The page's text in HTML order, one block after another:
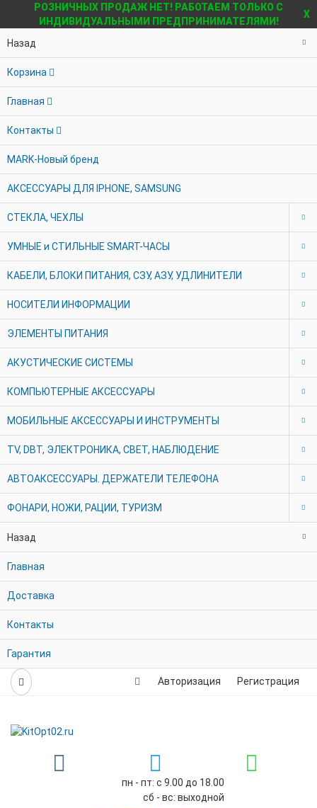
РОЗНИЧНЫХ ПРОДАЖ НЕТ! РАБОТАЕМ ТОЛЬКО С
ИНДИВИДУАЛЬНЫМИ ПРЕДПРИНИМАТЕЛЯМИ!
X
Назад
Корзина
Главная
Контакты
MARK-Новый бренд
АКСЕССУАРЫ ДЛЯ IPHONE, SAMSUNG
СТЕКЛА, ЧЕХЛЫ
УМНЫЕ и СТИЛЬНЫЕ SMART-ЧАСЫ
КАБЕЛИ, БЛОКИ ПИТАНИЯ, СЗУ, АЗУ, УДЛИНИТЕЛИ
НОСИТЕЛИ ИНФОРМАЦИИ
ЭЛЕМЕНТЫ ПИТАНИЯ
АКУСТИЧЕСКИЕ СИСТЕМЫ
КОМПЬЮТЕРНЫЕ АКСЕССУАРЫ
МОБИЛЬНЫЕ АКСЕCСУАРЫ И ИНСТРУМЕНТЫ
TV, DBT, ЭЛЕКТРОНИКА, СВЕТ, НАБЛЮДЕНИЕ
АВТОАКСЕССУАРЫ. ДЕРЖАТЕЛИ ТЕЛЕФОНА
ФОНАРИ, НОЖИ, РАЦИИ, ТУРИЗМ
Назад
Главная
Доставка
Контакты
Гарантия
Авторизация Регистрация
пн - пт: с 9.00 до 18.00
сб - вс: выходной